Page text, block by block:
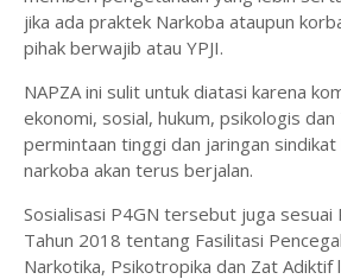
jika ada praktek Narkoba ataupun
pihak berwajib atau YPJI.
NAPZA ini sulit untuk diatasi karena
ekonomi, sosial, hukum, psikologis dan
permintaan tinggi dan jaringan sindikat
narkoba akan terus berjalan.
Sosialisasi P4GN tersebut juga sesuai
Tahun 2018 tentang Fasilitasi
Narkotika, Psikotropika dan Zat Adiktif